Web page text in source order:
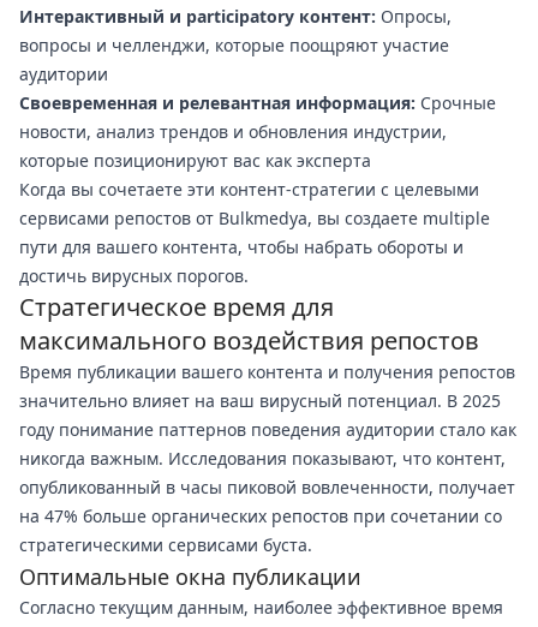
Интерактивный и participatory контент: Опросы,
вопросы и челленджи, которые поощряют участие
аудитории
Своевременная и релевантная информация: Срочные
новости, анализ трендов и обновления индустрии,
которые позиционируют вас как эксперта
Когда вы сочетаете эти контент-стратегии с целевыми
сервисами репостов от Bulkmedya, вы создаете multiple
пути для вашего контента, чтобы набрать обороты и
достичь вирусных порогов.
Стратегическое время для
максимального воздействия репостов
Время публикации вашего контента и получения репостов
значительно влияет на ваш вирусный потенциал. В 2025
году понимание паттернов поведения аудитории стало как
никогда важным. Исследования показывают, что контент,
опубликованный в часы пиковой вовлеченности, получает
на 47% больше органических репостов при сочетании со
стратегическими сервисами буста.
Оптимальные окна публикации
Согласно текущим данным, наиболее эффективное время